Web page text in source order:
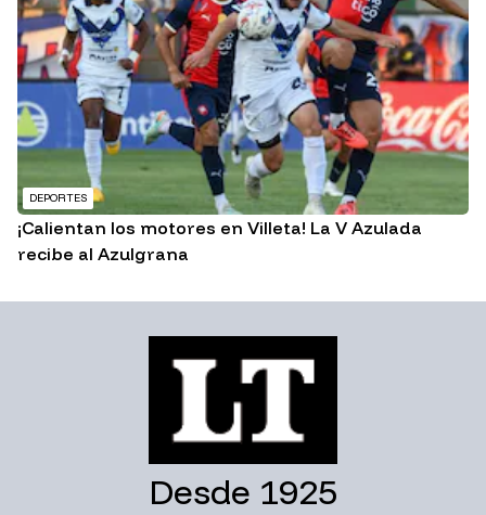
DEPORTES
¡Calientan los motores en Villeta! La V Azulada
recibe al Azulgrana
Desde 1925